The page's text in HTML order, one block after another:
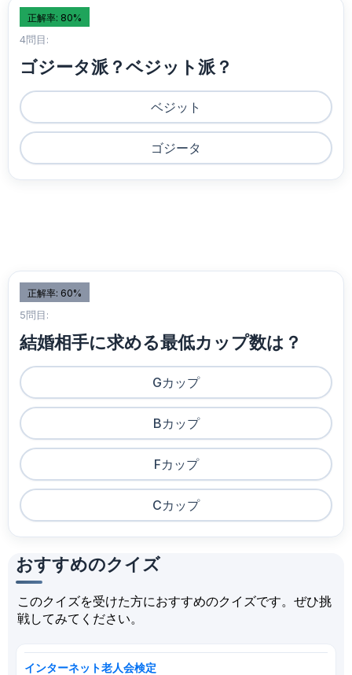
正解率: 80%
4問目:
ゴジータ派？ベジット派？
ベジット
ゴジータ
正解率: 60%
5問目:
結婚相手に求める最低カップ数は？
Gカップ
Bカップ
Fカップ
Cカップ
おすすめのクイズ
このクイズを受けた方におすすめのクイズです。ぜひ挑
戦してみてください。
インターネット老人会検定